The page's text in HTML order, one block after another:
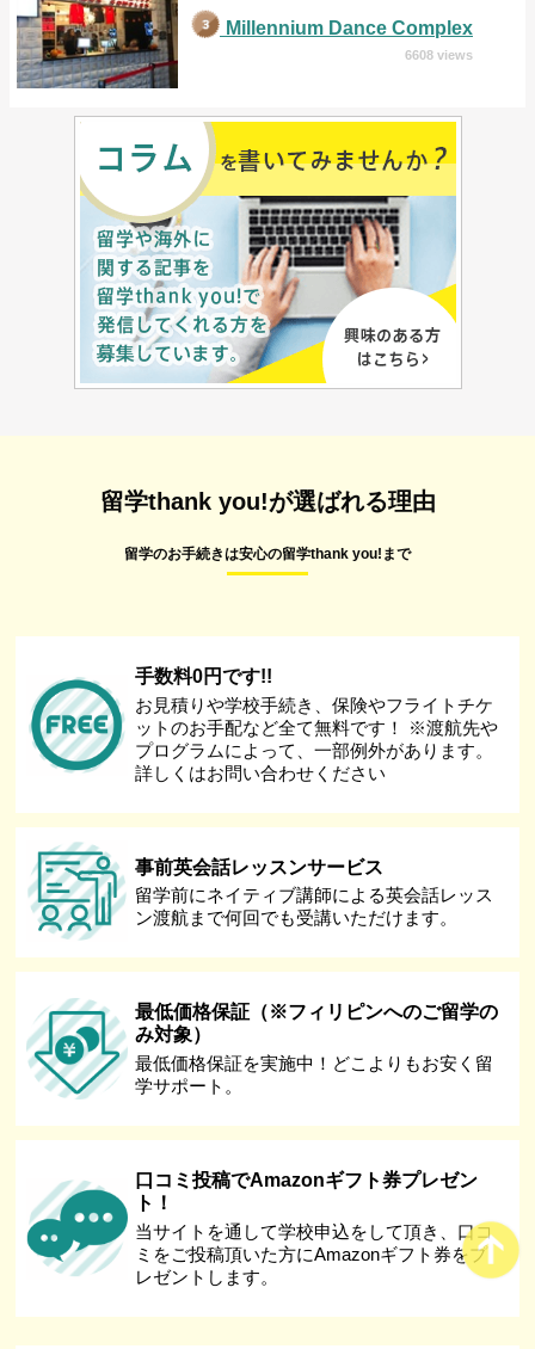
Millennium Dance Complex
6608 views
留学thank you!が選ばれる理由
留学のお手続きは安心の留学thank you!まで
手数料0円です!!
お見積りや学校手続き、保険やフライトチケ
ットのお手配など全て無料です！ ※渡航先や
プログラムによって、一部例外があります。
詳しくはお問い合わせください
事前英会話レッスンサービス
留学前にネイティブ講師による英会話レッス
ン渡航まで何回でも受講いただけます。
最低価格保証（※フィリピンへのご留学の
み対象）
最低価格保証を実施中！どこよりもお安く留
学サポート。
口コミ投稿でAmazonギフト券プレゼン
ト！
当サイトを通して学校申込をして頂き、口コ
ミをご投稿頂いた方にAmazonギフト券をプ
レゼントします。